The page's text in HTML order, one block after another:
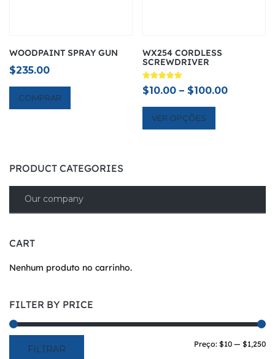
WOODPAINT SPRAY GUN
$235.00
COMPRAR
WX254 CORDLESS
SCREWDRIVER
Avaliação
5.00
$10.00 – $100.00
VER OPÇÕES
PRODUCT CATEGORIES
Our company
CART
Nenhum produto no carrinho.
FILTER BY PRICE
FILTRAR Preço: $10 — $1,250